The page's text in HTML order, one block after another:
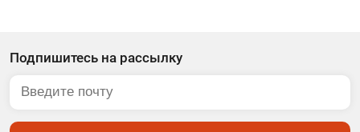
Подпишитесь на рассылку